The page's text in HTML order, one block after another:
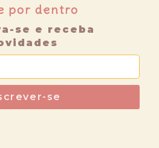
por dentro
se e receba
se